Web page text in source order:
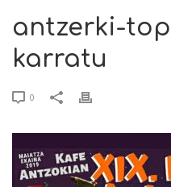
antzerki-
karratu
0